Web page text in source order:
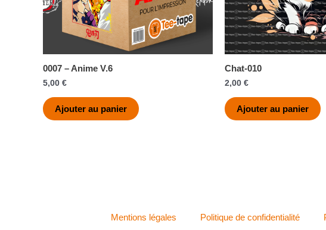
0007 – Anime V.6
5,00 €
Ajouter au panier
Chat-010
2,00 €
Ajouter au panier
Mentions légales Politique de confidentialité